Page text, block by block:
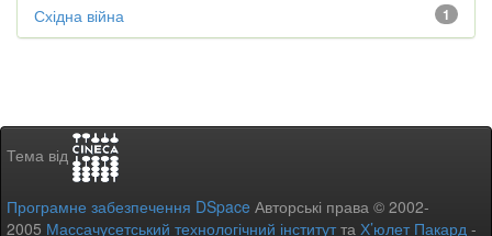
1
Східна війна
Тема від
Програмне забезпечення DSpace Авторські права © 2002-
2005 Массачусетський технологічний інститутта Х’юлет Пакард -